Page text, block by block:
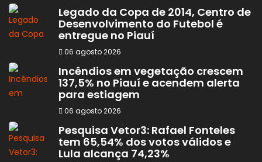
Legado da Copa de 2014, Centro de
Desenvolvimento do Futebol é
entregue no Piauí
06 agosto 2026
Incêndios em vegetação crescem
137,5% no Piauí e acendem alerta
para estiagem
06 agosto 2026
Pesquisa Vetor3: Rafael Fonteles
tem 65,54% dos votos válidos e
Lula alcança 74,23%